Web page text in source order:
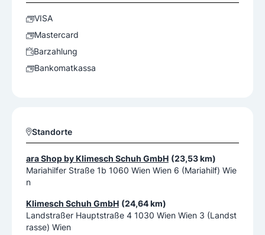
VISA
Mastercard
Barzahlung
Bankomatkassa
Standorte
ara Shop by Klimesch Schuh GmbH (23,53 km)
Mariahilfer Straße 1b 1060 Wien Wien 6 (Mariahilf) Wie
n
Klimesch Schuh GmbH (24,64 km)
Landstraßer Hauptstraße 4 1030 Wien Wien 3 (Landst
rasse) Wien